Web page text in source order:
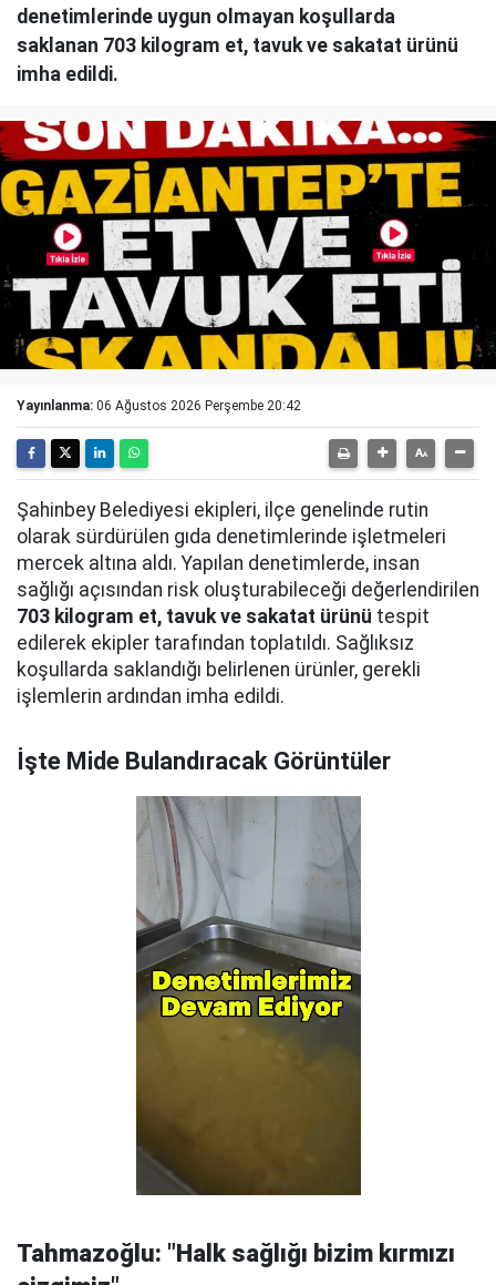
denetimlerinde uygun olmayan koşullarda
saklanan 703 kilogram et, tavuk ve sakatat ürünü
imha edildi.
Yayınlanma: 06 Ağustos 2026 Perşembe 20:42
Şahinbey Belediyesi ekipleri, ilçe genelinde rutin
olarak sürdürülen gıda denetimlerinde işletmeleri
mercek altına aldı. Yapılan denetimlerde, insan
sağlığı açısından risk oluşturabileceği değerlendirilen
703 kilogram et, tavuk ve sakatat ürünü tespit
edilerek ekipler tarafından toplatıldı. Sağlıksız
koşullarda saklandığı belirlenen ürünler, gerekli
işlemlerin ardından imha edildi.
İşte Mide Bulandıracak Görüntüler
Tahmazoğlu: "Halk sağlığı bizim kırmızı